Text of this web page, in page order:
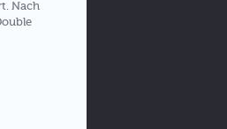
Nach